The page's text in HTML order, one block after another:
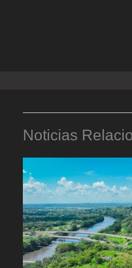
Noticias